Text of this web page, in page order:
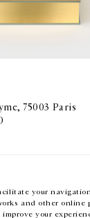
your
and other online
your
75003 Paris
Instagram